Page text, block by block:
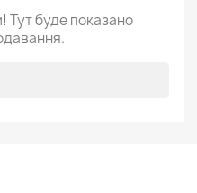
Тут буде показано